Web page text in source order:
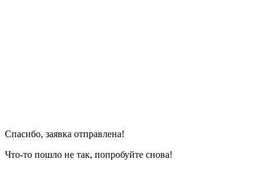
Спасибо, заявка отправлена!
Что-то пошло не так, попробуйте снова!